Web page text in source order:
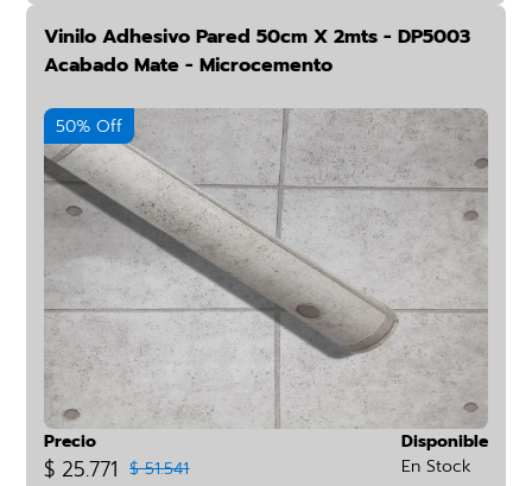
Vinilo Adhesivo Pared 50cm X 2mts - DP5003
Acabado Mate - Microcemento
50% Off
Precio
$ 25.771 $ 51.541
Disponible
En Stock